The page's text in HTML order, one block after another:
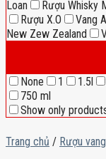
Loan
Rượu Whisky
Rượu X.O
Vang
New Zew Zealand
None 1 1.5l
750 ml
Show only
Trang chủ / Rượu vang